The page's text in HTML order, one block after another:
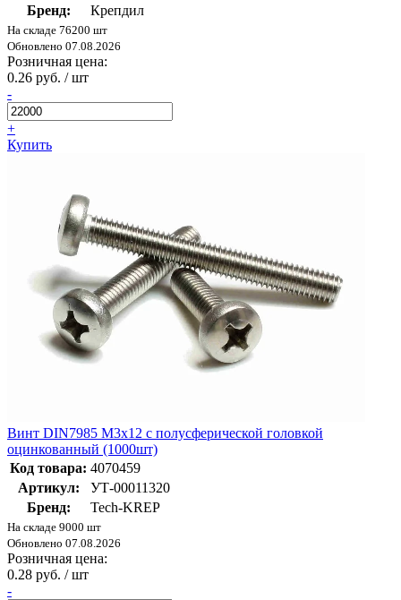
Бренд:
Крепдил
На складе 76200 шт
Обновлено 07.08.2026
Розничная цена:
0.26 руб. / шт
-
+
Купить
Винт DIN7985 М3х12 с полусферической головкой
оцинкованный (1000шт)
Код товара: 4070459
Артикул:
УТ-00011320
Бренд:
Tech-KREP
На складе 9000 шт
Обновлено 07.08.2026
Розничная цена:
0.28 руб. / шт
-